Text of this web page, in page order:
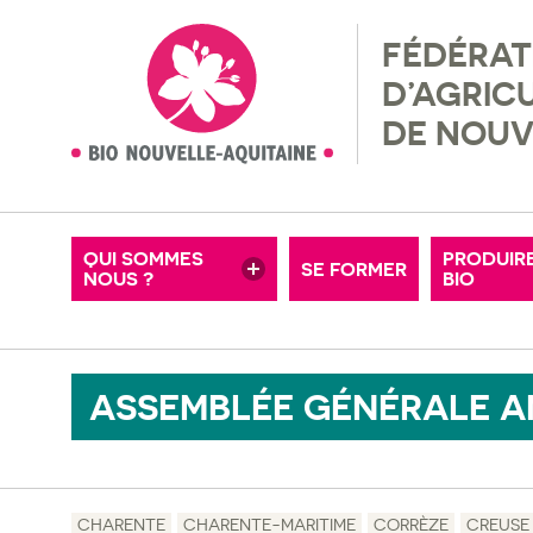
DE
MOTS-CLÉS
QUI SOMMES
NOUS ?
NOS ADHÉRENTS
MISSIONS & VALEURS
OFFRES D’EMPLOI
NOS PARTENAIRES SE FORMER
BIO
ASSEMBLÉE GÉNÉRALE
CHARENTE CHARENTE-MARITIME CORRÈZE CREUSE